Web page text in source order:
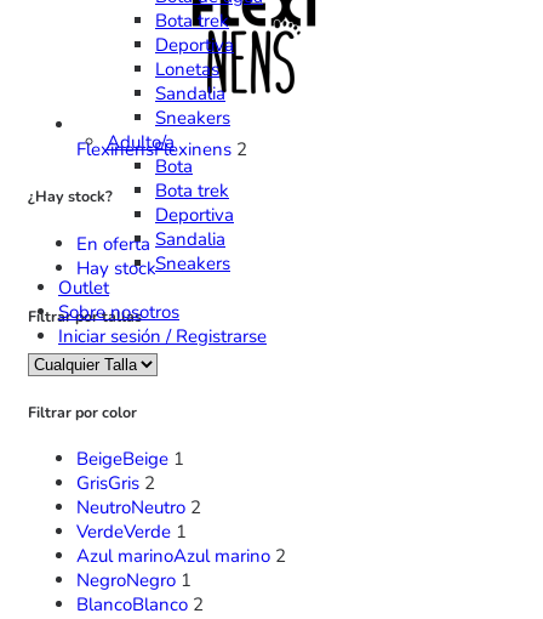
FlexinensFlexinens 2
¿Hay stock?
En oferta
Hay stock
Filtrar por tallas
Filtrar por color
BeigeBeige 1
GrisGris 2
NeutroNeutro 2
VerdeVerde 1
Azul marinoAzul marino 2
NegroNegro 1
BlancoBlanco 2
Bota trek
Deportiva
Lonetas
Sandalia
Sneakers
Adulto/a
Bota
Bota trek
Deportiva
Sandalia
Sneakers
Outlet
Sobre nosotros
Iniciar sesión / Registrarse